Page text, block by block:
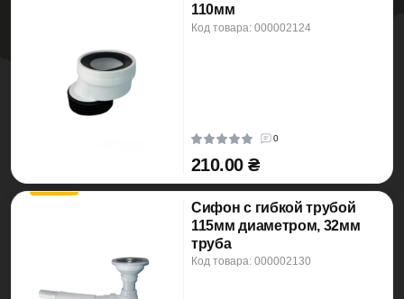
110мм
Код товара: 000002124
0
210.00 ₴
Сифон с гибкой трубой
115мм диаметром, 32мм
труба
Код товара: 000002130